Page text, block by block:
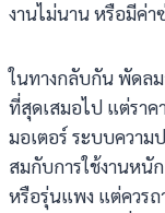
งานไม่นาน หรือมีค่า
ในทางกลับกัน พัดล
ที่สุดเสมอไป แต่รา
มอเตอร์ ระบบความ
สมกับการใช้งานหนั
หรือรุ่นแพง แต่ควรถ